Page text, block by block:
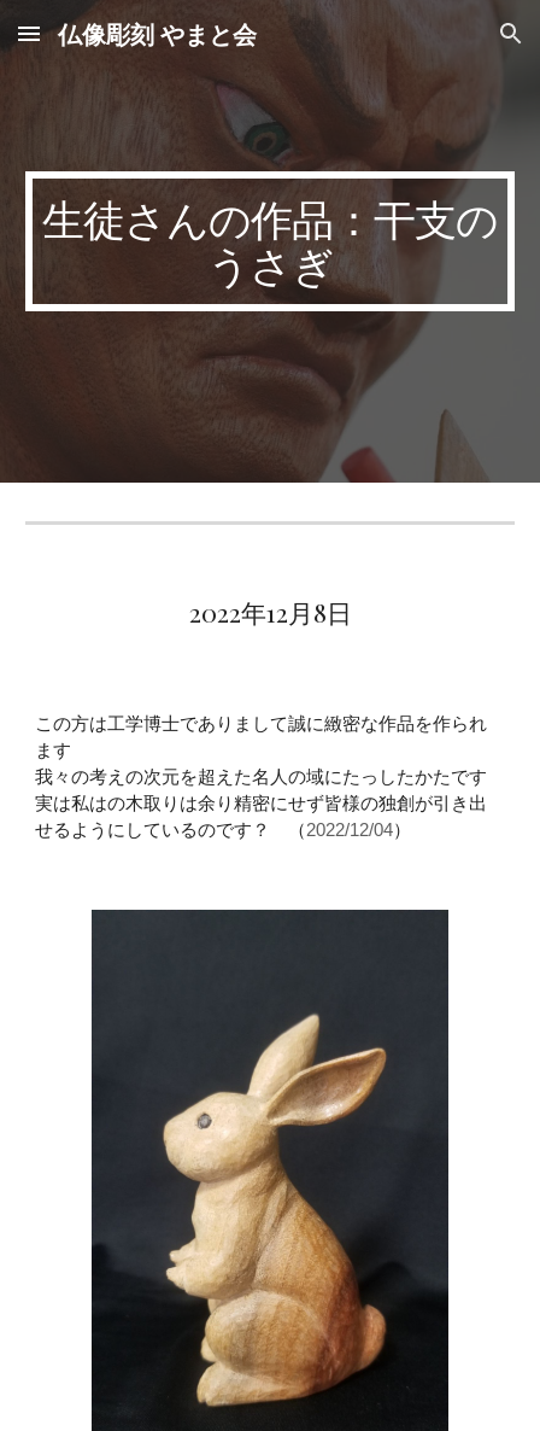
Skip to main content Skip to navigation
仏像彫刻 やまと会
生徒さんの作品：干支の
うさぎ
2022年12月8日
この方は工学博士でありまして誠に緻密な作品を作られ
ます
我々の考えの次元を超えた名人の域にたっしたかたです
実は私はの木取りは余り精密にせず皆様の独創が引き出
せるようにしているのです ？ （2022/12/04）